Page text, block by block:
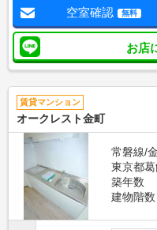
空室確認 無料
お店
賃貸マンション
オークレスト金町
常磐線/
東京都
築年数
建物階数